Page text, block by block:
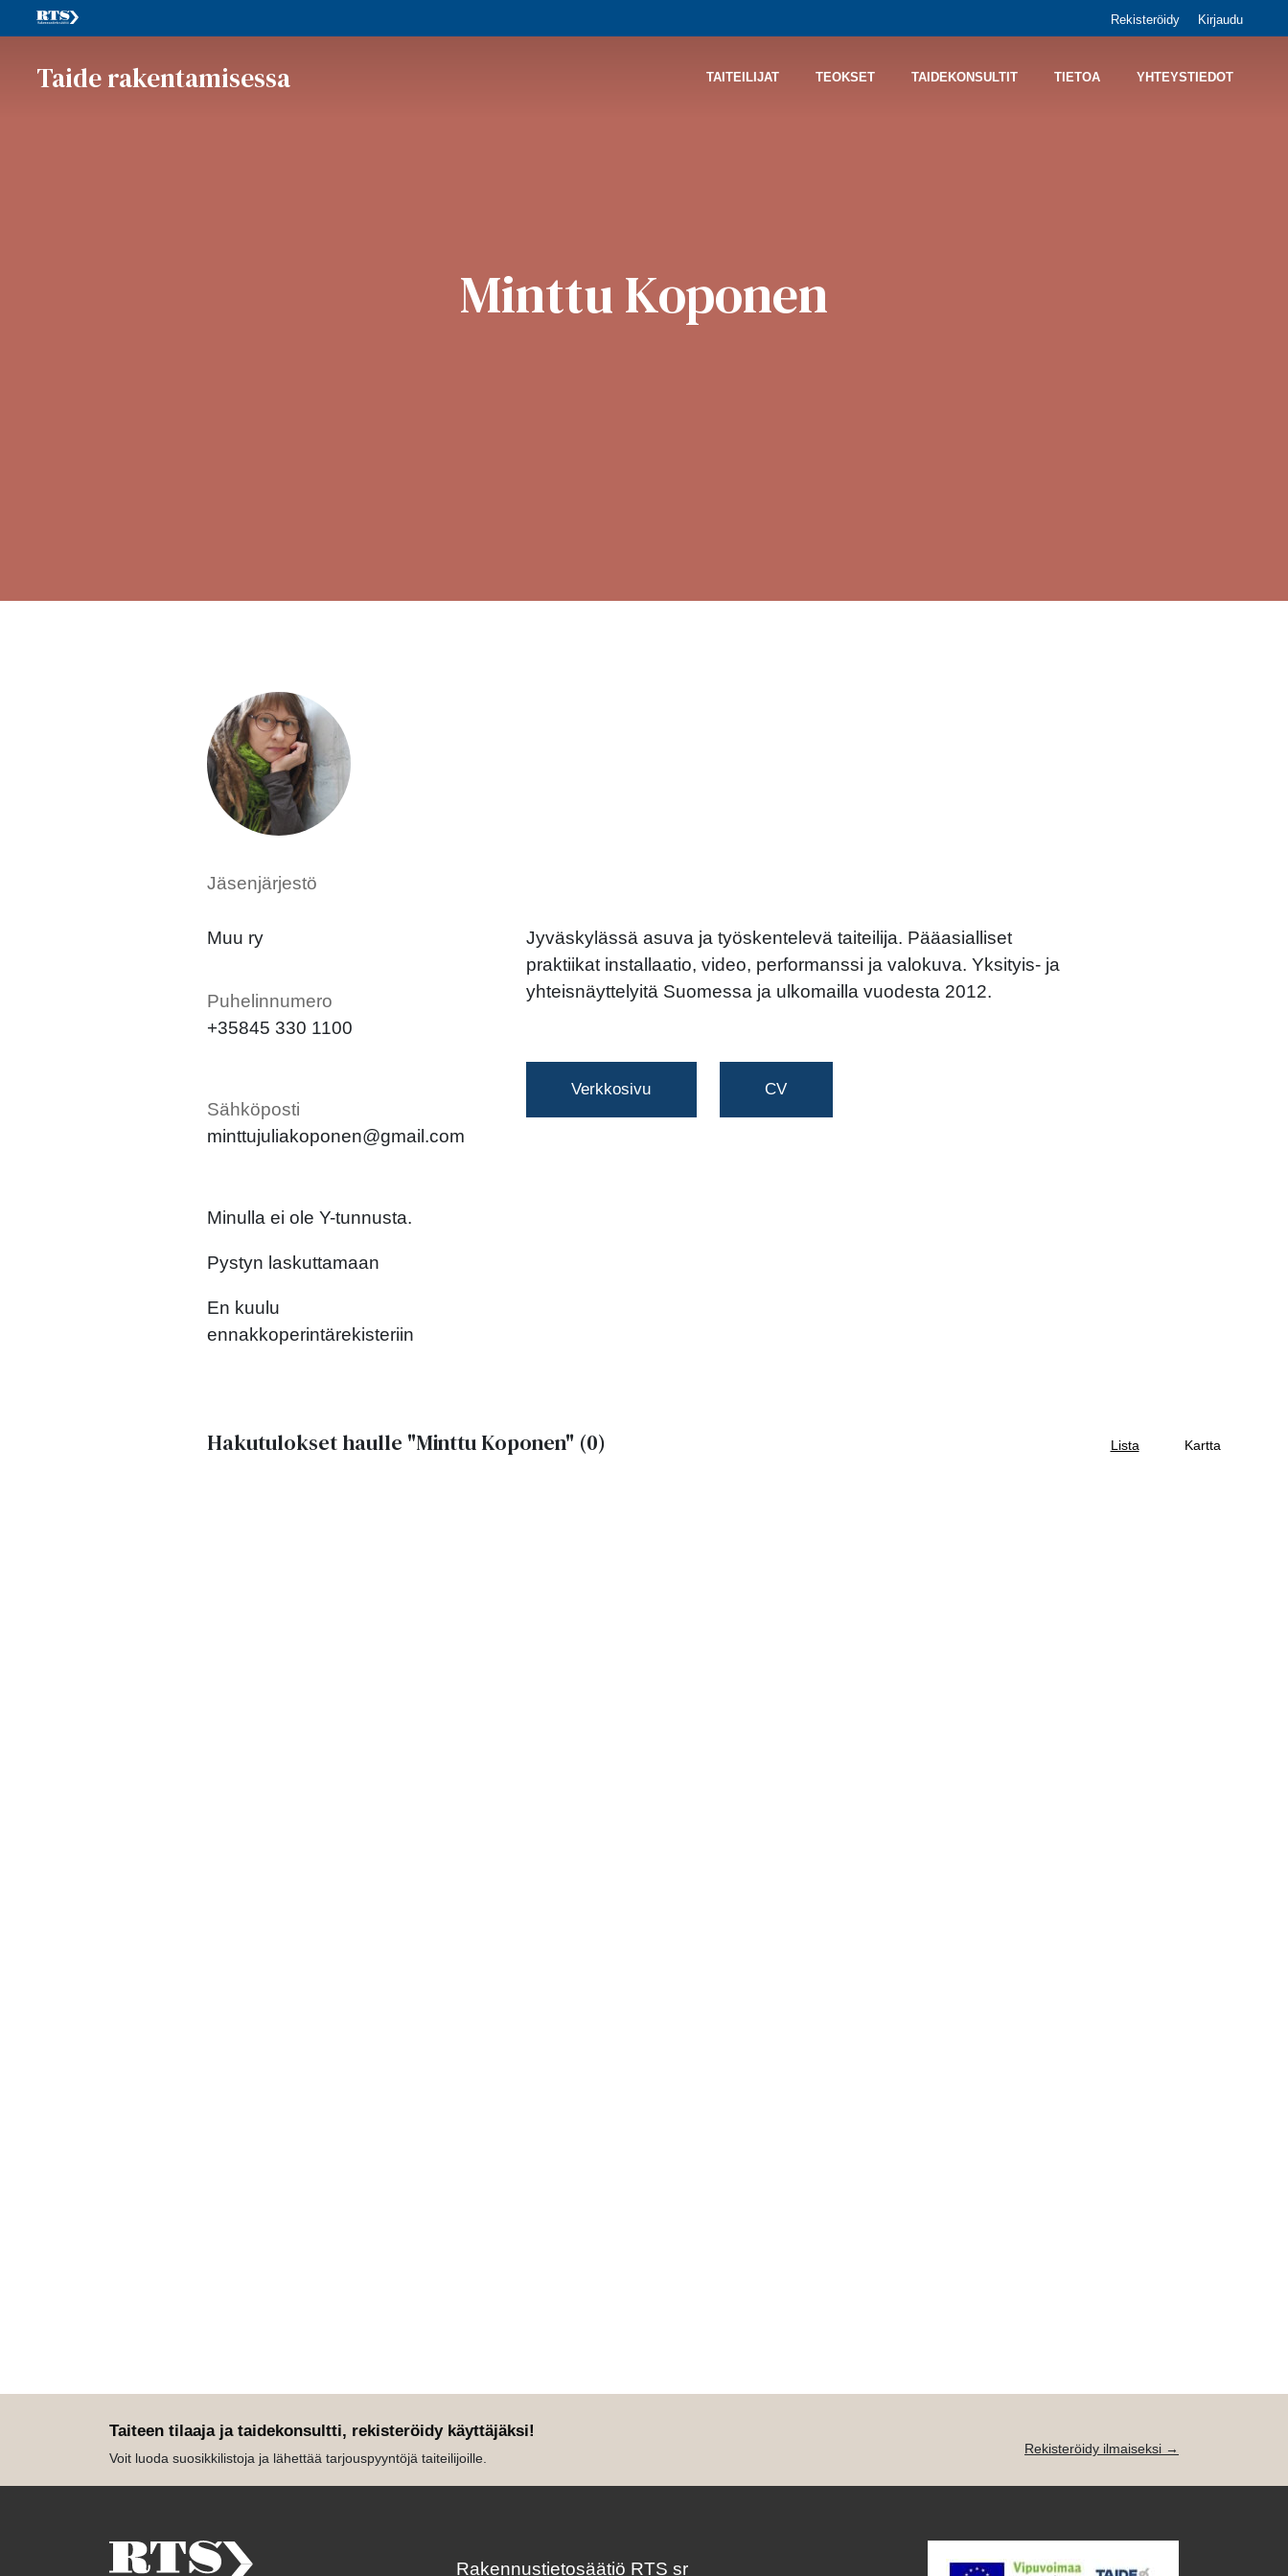
Rekisteröidy Kirjaudu
Taide rakentamisessa TAITEILIJAT TEOKSET TAIDEKONSULTIT TIETOA YHTEYSTIEDOT
Minttu Koponen
Jäsenjärjestö
Muu ry
Puhelinnumero
+35845 330 1100
Sähköposti
minttujuliakoponen@gmail.com
Minulla ei ole Y-tunnusta.
Pystyn laskuttamaan
En kuulu
ennakkoperintärekisteriin
Jyväskylässä asuva ja työskentelevä taiteilija. Pääasialliset
praktiikat installaatio, video, performanssi ja valokuva. Yksityis- ja
yhteisnäyttelyitä Suomessa ja ulkomailla vuodesta 2012.
Verkkosivu CV
Hakutulokset haulle "Minttu Koponen" (0) Lista Kartta
Taiteen tilaaja ja taidekonsultti, rekisteröidy käyttäjäksi!
Voit luoda suosikkilistoja ja lähettää tarjouspyyntöjä taiteilijoille.
Rekisteröidy ilmaiseksi →
Rakennustietosäätiö RTS sr